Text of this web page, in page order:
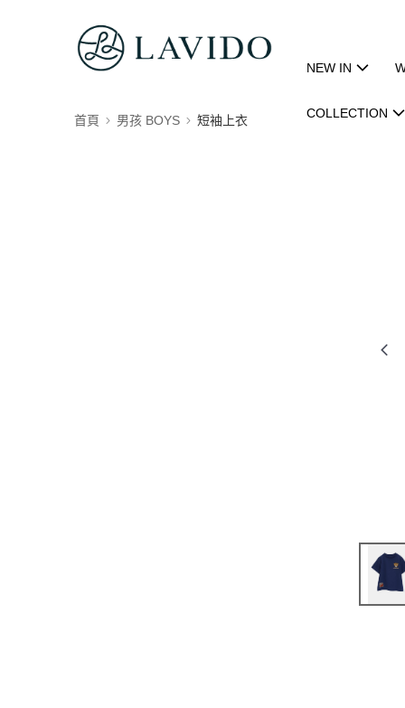
NEW IN
COLLECTION
首頁 男孩 BOYS 短袖上衣